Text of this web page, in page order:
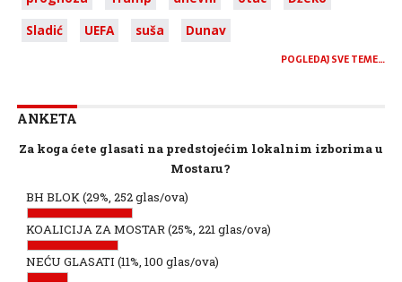
Sladić
UEFA suša Dunav
POGLEDAJ SVE TEME…
ANKETA
Za koga ćete glasati na predstojećim lokalnim izborima u
Mostaru?
BH BLOK(29%, 252 glas/ova)
KOALICIJA ZA MOSTAR(25%, 221 glas/ova)
NEĆU GLASATI (11%, 100 glas/ova)